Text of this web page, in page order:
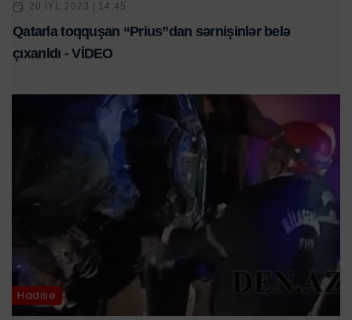
20 IYL 2023 | 14:45
Qatarla toqquşan “Prius”dan sərnişinlər belə
çıxarıldı - VİDEO
Hadisə